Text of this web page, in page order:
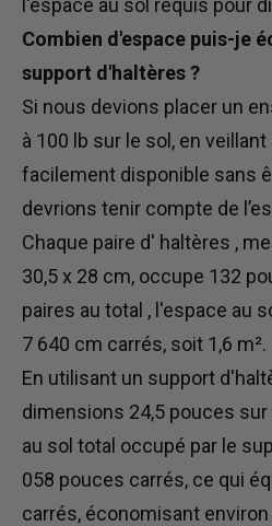
l'espace au sol requis pour
Combien d'espace puis-je
support d'haltères ?
Si nous devions placer un
à 100 lb sur le sol, en
facilement disponible sans
devrions tenir compte de
Chaque paire d' haltères ,
30,5 x 28 cm, occupe 132
paires au total , l'espace au
7 640 cm carrés, soit 1,6 m².
En utilisant un support
dimensions 24,5 pouces
au sol total occupé par le
058 pouces carrés, ce qui
carrés, économisant